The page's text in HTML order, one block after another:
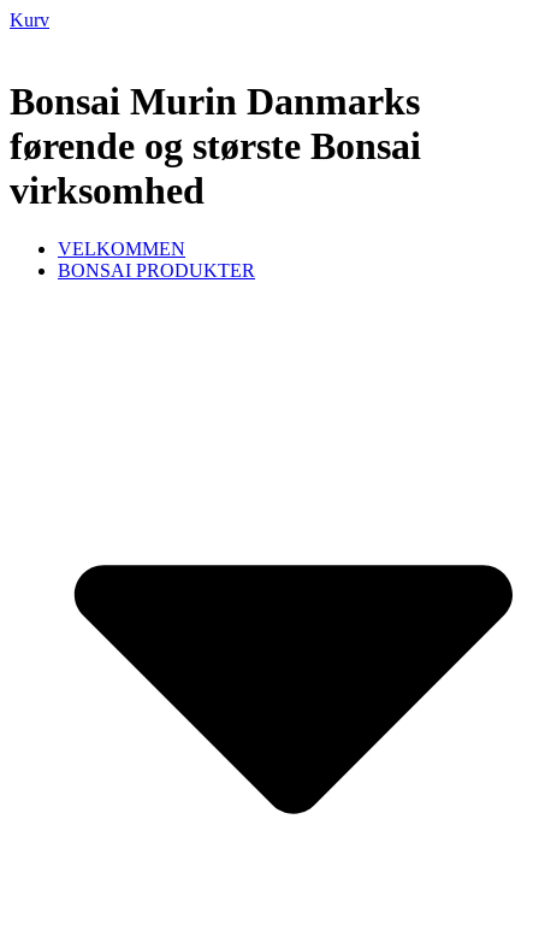
Kurv
Bonsai Murin Danmarks
førende og største Bonsai
virksomhed
VELKOMMEN
BONSAI PRODUKTER